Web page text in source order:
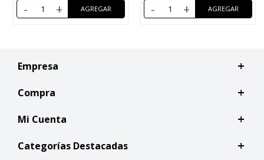
- + - +
Empresa
Compra
Mi Cuenta
Categorías Destacadas